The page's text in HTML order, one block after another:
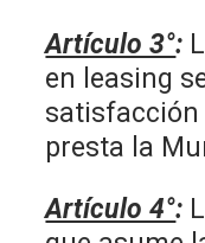
Artículo 3°:
en leasing
satisfacción
presta la
Artículo 4°: